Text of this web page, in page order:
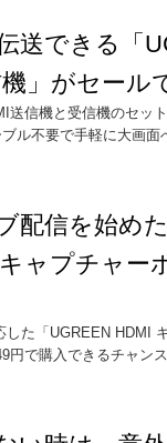
送できる「
」がセール
信機と受信機のセッ
ル不要で手軽に大画
配信を始め
キャプチャー
た「UGREEN HDMI
円で購入できるチャン